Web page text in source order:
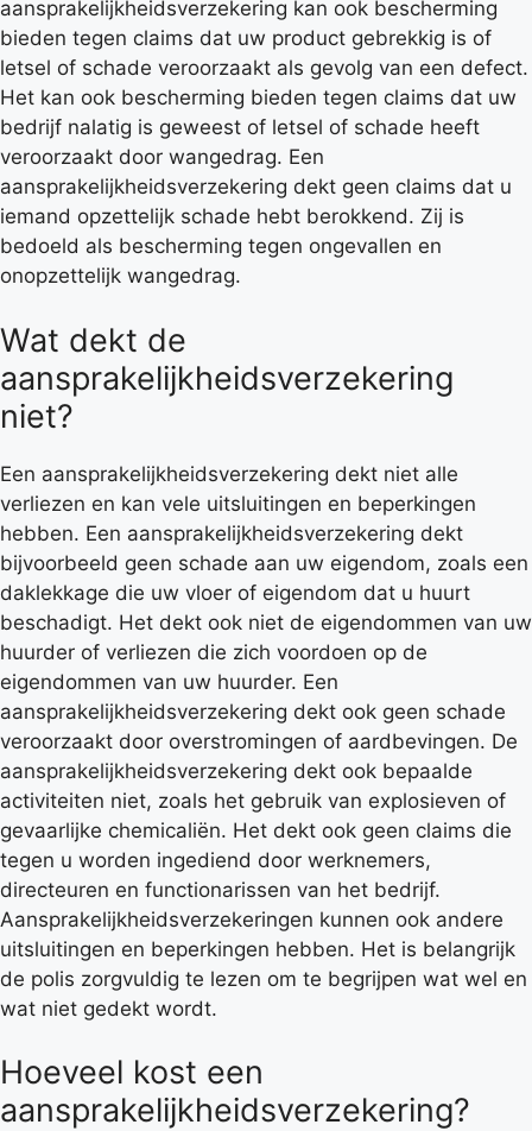
aansprakelijkheidsverzekering kan ook bescherming
bieden tegen claims dat uw product gebrekkig is of
letsel of schade veroorzaakt als gevolg van een defect.
Het kan ook bescherming bieden tegen claims dat uw
bedrijf nalatig is geweest of letsel of schade heeft
veroorzaakt door wangedrag. Een
aansprakelijkheidsverzekering dekt geen claims dat u
iemand opzettelijk schade hebt berokkend. Zij is
bedoeld als bescherming tegen ongevallen en
onopzettelijk wangedrag.
Wat dekt de
aansprakelijkheidsverzekering
niet?
Een aansprakelijkheidsverzekering dekt niet alle
verliezen en kan vele uitsluitingen en beperkingen
hebben. Een aansprakelijkheidsverzekering dekt
bijvoorbeeld geen schade aan uw eigendom, zoals een
daklekkage die uw vloer of eigendom dat u huurt
beschadigt. Het dekt ook niet de eigendommen van uw
huurder of verliezen die zich voordoen op de
eigendommen van uw huurder. Een
aansprakelijkheidsverzekering dekt ook geen schade
veroorzaakt door overstromingen of aardbevingen. De
aansprakelijkheidsverzekering dekt ook bepaalde
activiteiten niet, zoals het gebruik van explosieven of
gevaarlijke chemicaliën. Het dekt ook geen claims die
tegen u worden ingediend door werknemers,
directeuren en functionarissen van het bedrijf.
Aansprakelijkheidsverzekeringen kunnen ook andere
uitsluitingen en beperkingen hebben. Het is belangrijk
de polis zorgvuldig te lezen om te begrijpen wat wel en
wat niet gedekt wordt.
Hoeveel kost een
aansprakelijkheidsverzekering?